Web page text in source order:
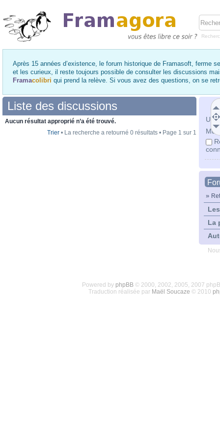
Après 15 années d’existence, le forum historique de Framasoft, ferme
et les curieux, il reste toujours possible de consulter les discussions
Framacolibri qui prend la relève. Si vous avez des questions, on se
Mot
»
La
Liste des discussions
Aucun résultat approprié n’a été trouvé.
Trier • La recherche a retourné 0 résultats • Page 1 sur 1
Powered by phpBB© 2000, 2002, 2005, 2007
Traduction réalisée par Maël Soucaze © 2010